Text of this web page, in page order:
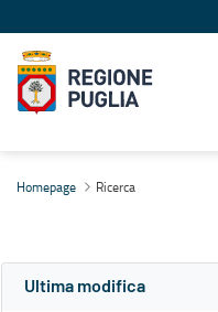
Homepage Ricerca
Ultima modifica